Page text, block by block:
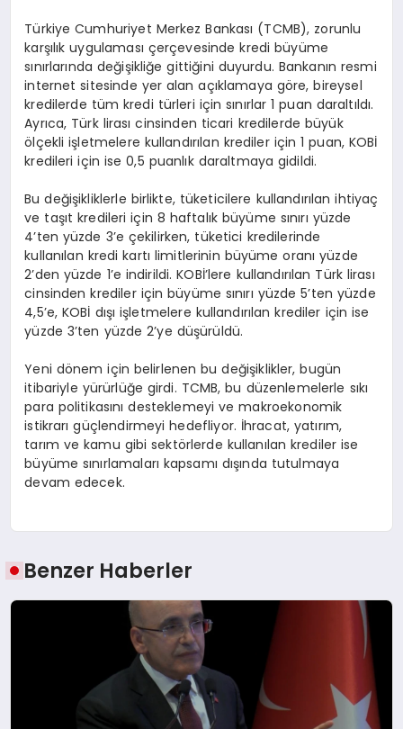
Türkiye Cumhuriyet Merkez Bankası (TCMB), zorunlu
karşılık uygulaması çerçevesinde kredi büyüme
sınırlarında değişikliğe gittiğini duyurdu. Bankanın resmi
internet sitesinde yer alan açıklamaya göre, bireysel
kredilerde tüm kredi türleri için sınırlar 1 puan daraltıldı.
Ayrıca, Türk lirası cinsinden ticari kredilerde büyük
ölçekli işletmelere kullandırılan krediler için 1 puan, KOBİ
kredileri için ise 0,5 puanlık daraltmaya gidildi.
Bu değişikliklerle birlikte, tüketicilere kullandırılan ihtiyaç
ve taşıt kredileri için 8 haftalık büyüme sınırı yüzde
4’ten yüzde 3’e çekilirken, tüketici kredilerinde
kullanılan kredi kartı limitlerinin büyüme oranı yüzde
2’den yüzde 1’e indirildi. KOBİ’lere kullandırılan Türk lirası
cinsinden krediler için büyüme sınırı yüzde 5’ten yüzde
4,5’e, KOBİ dışı işletmelere kullandırılan krediler için ise
yüzde 3’ten yüzde 2’ye düşürüldü.
Yeni dönem için belirlenen bu değişiklikler, bugün
itibariyle yürürlüğe girdi. TCMB, bu düzenlemelerle sıkı
para politikasını desteklemeyi ve makroekonomik
istikrarı güçlendirmeyi hedefliyor. İhracat, yatırım,
tarım ve kamu gibi sektörlerde kullanılan krediler ise
büyüme sınırlamaları kapsamı dışında tutulmaya
devam edecek.
Benzer Haberler